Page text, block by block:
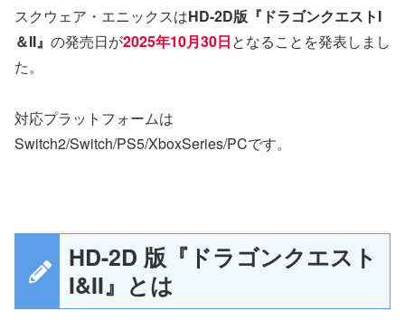
スクウェア・エニックスはHD-2D版『ドラゴンクエストI
＆II』 の発売日が2025年10月30日となることを発表しまし
た。
対応プラットフォームは
Switch2/Switch/PS5/XboxSeries/PCです。
HD-2D 版『ドラゴンクエスト
I&II』とは